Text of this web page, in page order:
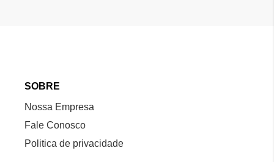
SOBRE
Nossa Empresa
Fale Conosco
Politica de privacidade